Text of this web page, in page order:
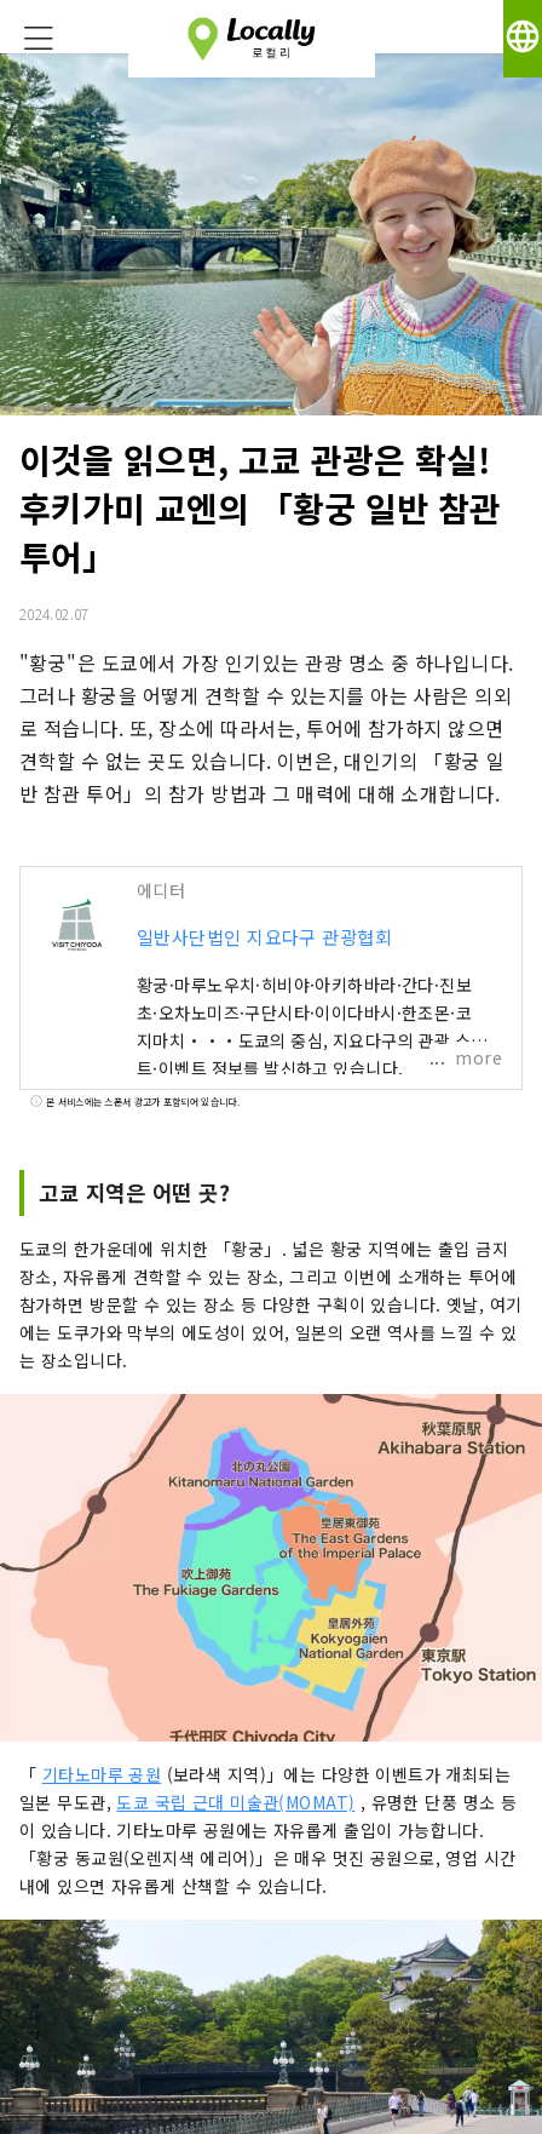
language
이것을 읽으면, 고쿄 관광은 확실!
후키가미 교엔의 「황궁 일반 참관
투어」
2024.02.07
"황궁"은 도쿄에서 가장 인기있는 관광 명소 중 하나입니다.
그러나 황궁을 어떻게 견학할 수 있는지를 아는 사람은 의외
로 적습니다. 또, 장소에 따라서는, 투어에 참가하지 않으면
견학할 수 없는 곳도 있습니다. 이번은, 대인기의 「황궁 일
반 참관 투어」의 참가 방법과 그 매력에 대해 소개합니다.
에디터
일반사단법인 지요다구 관광협회
황궁·마루노우치·히비야·아키하바라·간다·진보
초·오차노미즈·구단시타·이이다바시·한조몬·코
지마치・・・도쿄의 중심, 지요다구의 관광 스포
트·이벤트 정보를 발신하고 있습니다.
more
본 서비스에는 스폰서 광고가 포함되어 있습니다.
고쿄 지역은 어떤 곳?
도쿄의 한가운데에 위치한 「황궁」. 넓은 황궁 지역에는 출입 금지
장소, 자유롭게 견학할 수 있는 장소, 그리고 이번에 소개하는 투어에
참가하면 방문할 수 있는 장소 등 다양한 구획이 있습니다. 옛날, 여기
에는 도쿠가와 막부의 에도성이 있어, 일본의 오랜 역사를 느낄 수 있
는 장소입니다.
「 기타노마루 공원 (보라색 지역)」에는 다양한 이벤트가 개최되는
일본 무도관,도쿄 국립 근대 미술관(MOMAT) , 유명한 단풍 명소 등
이 있습니다. 기타노마루 공원에는 자유롭게 출입이 가능합니다.
「황궁 동교원(오렌지색 에리어)」은 매우 멋진 공원으로, 영업 시간
내에 있으면 자유롭게 산책할 수 있습니다.